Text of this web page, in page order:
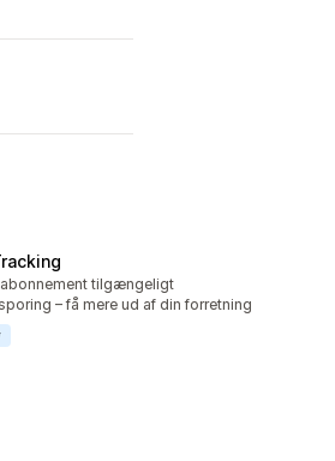
tilgængeligt
– få mere ud af din forretning